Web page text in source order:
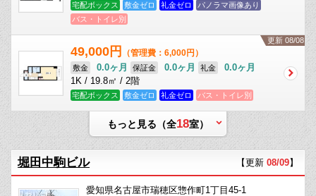
宅配ボックス 敷金ゼロ 礼金ゼロ
パノラマ画像あり
バス・トイレ別
更新 08/08
49,000円 （管理費：6,000円）
敷金 0.0ヶ月 保証金 0.0ヶ月 礼金
0.0ヶ月
1K / 19.8㎡ / 2階
宅配ボックス 敷金ゼロ 礼金ゼロ バス・トイレ別
もっと見る（全18室）
堀田中駒ビル 【更新 08/09】
愛知県名古屋市瑞穂区惣作町1丁目45-1